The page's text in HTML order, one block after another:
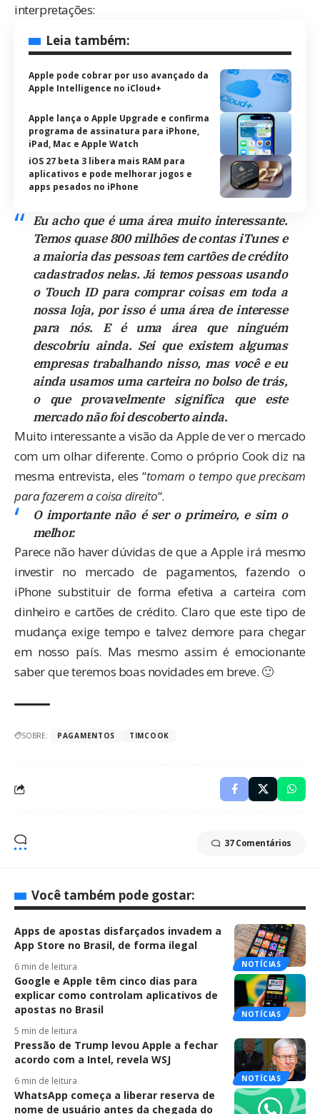
interpretações:
Leia também:
Apple pode cobrar por uso avançado da
Apple Intelligence no iCloud+
Apple lança o Apple Upgrade e confirma
programa de assinatura para iPhone,
iPad, Mac e Apple Watch
iOS 27 beta 3 libera mais RAM para
aplicativos e pode melhorar jogos e
apps pesados no iPhone
Eu acho que é uma área muito interessante.
Temos quase 800 milhões de contas iTunes e
a maioria das pessoas tem cartões de crédito
cadastrados nelas. Já temos pessoas usando
o Touch ID para comprar coisas em toda a
nossa loja, por isso é uma área de interesse
para nós. E é uma área que ninguém
descobriu ainda. Sei que existem algumas
empresas trabalhando nisso, mas você e eu
ainda usamos uma carteira no bolso de trás,
o que provavelmente significa que este
mercado não foi descoberto ainda.
Muito interessante a visão da Apple de ver o mercado
com um olhar diferente. Como o próprio Cook diz na
mesma entrevista, eles “tomam o tempo que precisam
para fazerem a coisa direito“.
O importante não é ser o primeiro, e sim o
melhor.
Parece não haver dúvidas de que a Apple irá mesmo
investir no mercado de pagamentos, fazendo o
iPhone substituir de forma efetiva a carteira com
dinheiro e cartões de crédito. Claro que este tipo de
mudança exige tempo e talvez demore para chegar
em nosso país. Mas mesmo assim é emocionante
saber que teremos boas novidades em breve. 🙂
SOBRE: PAGAMENTOS TIMCOOK
37 Comentários
Você também pode gostar:
NOTÍCIAS
Apps de apostas disfarçados invadem a
App Store no Brasil, de forma ilegal
6 min de leitura
NOTÍCIAS
Google e Apple têm cinco dias para
explicar como controlam aplicativos de
apostas no Brasil
5 min de leitura
NOTÍCIAS
Pressão de Trump levou Apple a fechar
acordo com a Intel, revela WSJ
6 min de leitura
WhatsApp começa a liberar reserva de
nome de usuário antes da chegada do